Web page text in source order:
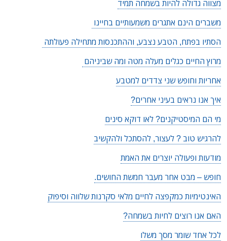
מצווה גדולה להיות בשמחה תמיד
משברים הינם אתגרים משמעותיים בחיינו
הסתיו בפתח, הטבע נצבע, וההתכנסות מתחילה פעולתה
מרוץ החיים כגלים מעלה מטה ומה שביניהם
אחריות וחופש שני צדדים למטבע
איך אנו נראים בעיני אחרים?
מי הם המיסטיקנים? לאו דוקא סינים
להרגיש טוב ? לעצור, להסתכל ולהקשיב
מודעות ופעולה יוצרים את האמת
חופש – מבט אחר מעבר חמשת החושים.
האינטימיות כמקפצה לחיים מלאי סקרנות שלווה וסיפוק
האם אנו רוצים לחיות בשמחה?
לכל אחד שומר מסך משלו